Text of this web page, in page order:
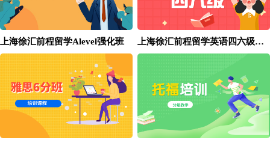
上海徐汇前程留学Alevel强化班 上海徐汇前程留学英语四六级小班培训